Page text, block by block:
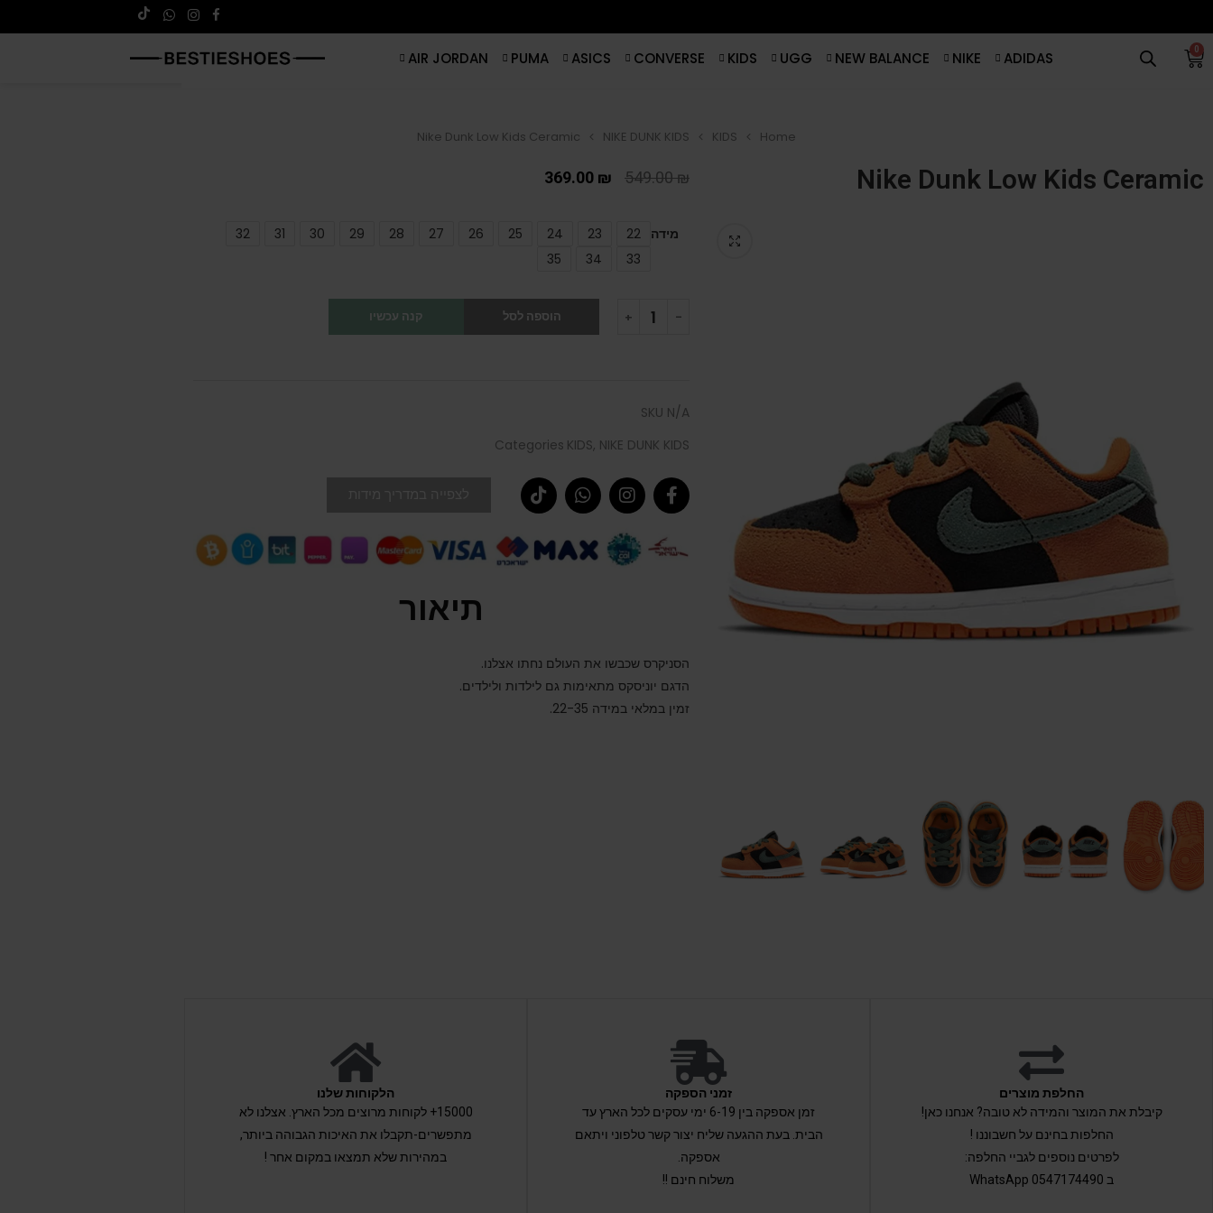
0
ADIDAS
NIKE
NEW BALANCE
UGG
KIDS
CONVERSE
ASICS
PUMA
AIR JORDAN
Home
KIDS
NIKE DUNK KIDS
Nike Dunk Low Kids Ceramic
Nike Dunk Low Kids Ceramic
549.00₪
369.00 ₪
מידה 22
23
24
25
26
27
28
29
30
31
32
33
34
35
הוספה לסל קנה עכשיו
SKU N/A
Categories KIDS, NIKE DUNK KIDS
תיאור
הסניקרס שכבשו את העולם נחתו אצלנו.
הדגם יוניסקס מתאימות גם לילדות ולילדים.
זמין במלאי במידה 22-35.
החלפת מוצרים
קיבלת את המוצר והמידה לא טובה? אנחנו כאן!
החלפות בחינם על חשבוננו !
לפרטים נוספים לגביי החלפה:
ב 0547174490 WhatsApp
זמני הספקה
זמן אספקה בין 6-19 ימי עסקים לכל הארץ עד
הבית. בעת ההגעה שליח יצור קשר טלפוני ויתאם
אספקה.
משלוח חינם !!
הלקוחות שלנו
15000+ לקוחות מרוצים מכל הארץ. אצלנו לא
מתפשרים-תקבלו את האיכות הגבוהה ביותר,
במהירות שלא תמצאו במקום אחר !